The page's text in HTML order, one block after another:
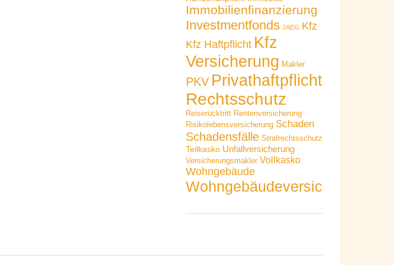
Immobilienfinanzierung
Investmentfonds JAEG Kfz
Kfz Haftpflicht Kfz
Versicherung Makler
PKV Privathaftpflicht
Rechtsschutz
Reiserücktritt Rentenversicherung
Risikolebensversicherung Schaden
Schadensfälle Strafrechtsschutz
Teilkasko Unfallversicherung
Versicherungsmakler Vollkasko
Wohngebäude
Wohngebäudeversicherung